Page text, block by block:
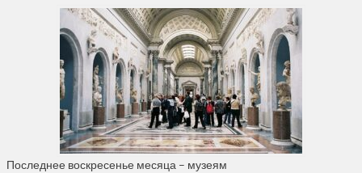
Последнее воскресенье месяца – музеям